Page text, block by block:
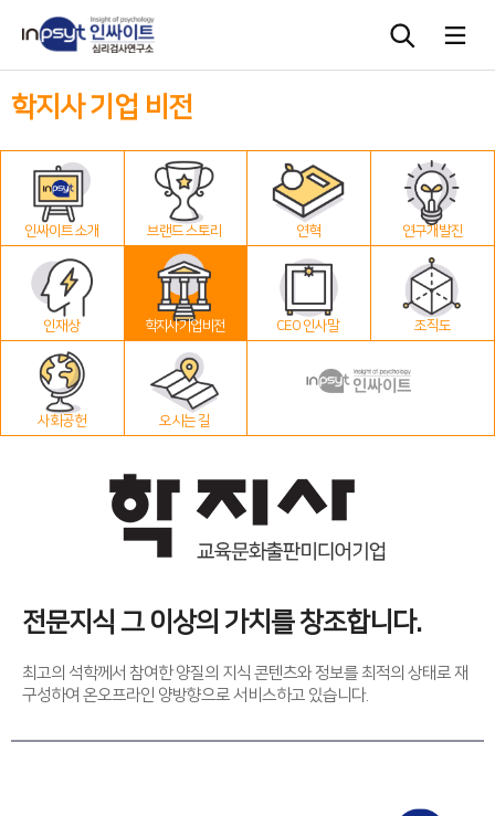
심리검사
상담도구
교육 워크숍
단체검사
학지사 기업 비전
인싸이트 소개 브랜드 스토리 연혁 연구개발진
인재상 학지사 기업 비전 CEO 인사말 조직도
사회공헌 오시는 길
전문지식 그 이상의 가치를 창조합니다.
최고의 석학께서 참여한 양질의 지식 콘텐츠와 정보를 최적의 상태로 재
구성하여 온오프라인 양방향으로 서비스하고 있습니다.